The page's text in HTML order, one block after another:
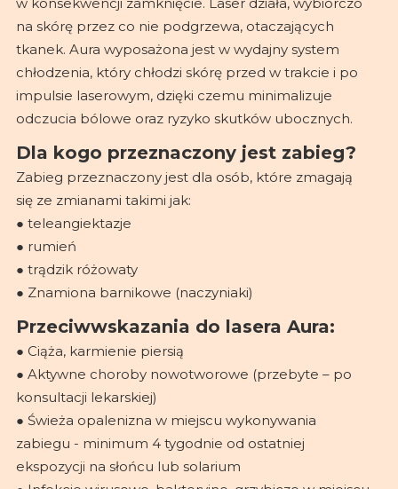
w konsekwencji zamknięcie. Laser działa, wybiórczo
na skórę przez co nie podgrzewa, otaczających
tkanek. Aura wyposażona jest w wydajny system
chłodzenia, który chłodzi skórę przed w trakcie i po
impulsie laserowym, dzięki czemu minimalizuje
odczucia bólowe oraz ryzyko skutków ubocznych.
Dla kogo przeznaczony jest zabieg?
Zabieg przeznaczony jest dla osób, które zmagają
się ze zmianami takimi jak:
● teleangiektazje
● rumień
● trądzik różowaty
● Znamiona barnikowe (naczyniaki)
Przeciwwskazania do lasera Aura:
● Ciąża, karmienie piersią
● Aktywne choroby nowotworowe (przebyte – po
konsultacji lekarskiej)
● Świeża opalenizna w miejscu wykonywania
zabiegu - minimum 4 tygodnie od ostatniej
ekspozycji na słońcu lub solarium